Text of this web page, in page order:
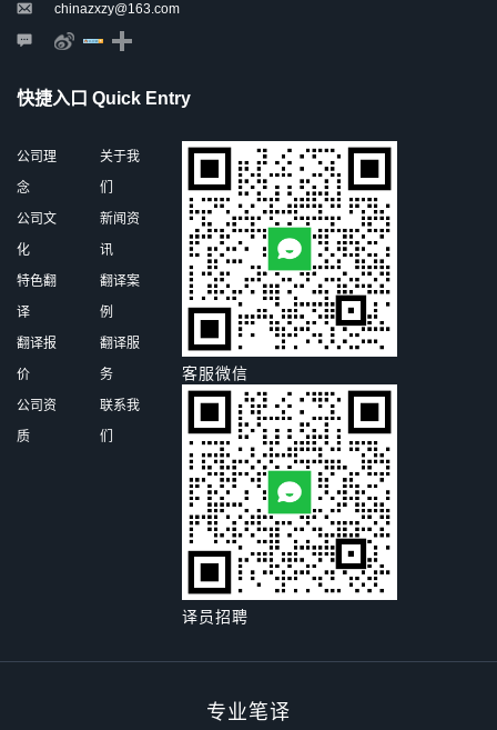
chinazxzy@163.com
快捷入口 Quick Entry
公司理
念
公司文
化
特色翻
译
翻译报
价
公司资
质
关于我
们
新闻资
讯
翻译案
例
翻译服
务
联系我
们
客服微信
译员招聘
专业笔译